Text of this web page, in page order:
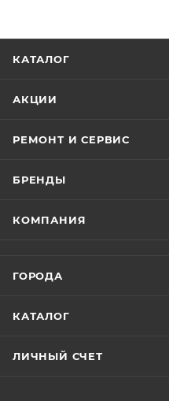
КАТАЛОГ
АКЦИИ
РЕМОНТ И СЕРВИС
БРЕНДЫ
КОМПАНИЯ
ГОРОДА
КАТАЛОГ
ЛИЧНЫЙ СЧЕТ